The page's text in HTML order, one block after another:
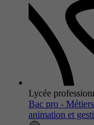
Lycée
Bac pro -
animation et